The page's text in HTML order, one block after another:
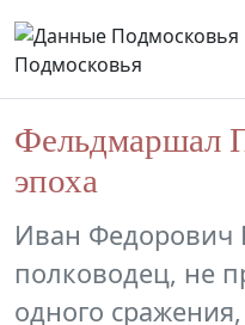
Подмосковья
Фельдмаршал
эпоха
Иван Федорович
полководец, не
одного